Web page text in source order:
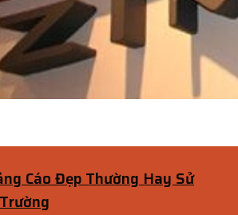
Cáo Đẹp Thường Hay Sử